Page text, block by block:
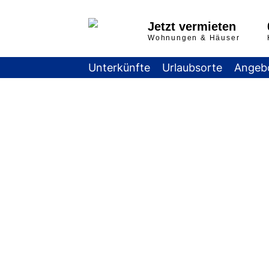
Jetzt vermieten
Wohnungen & Häuser
Unterkünfte Urlaubsorte